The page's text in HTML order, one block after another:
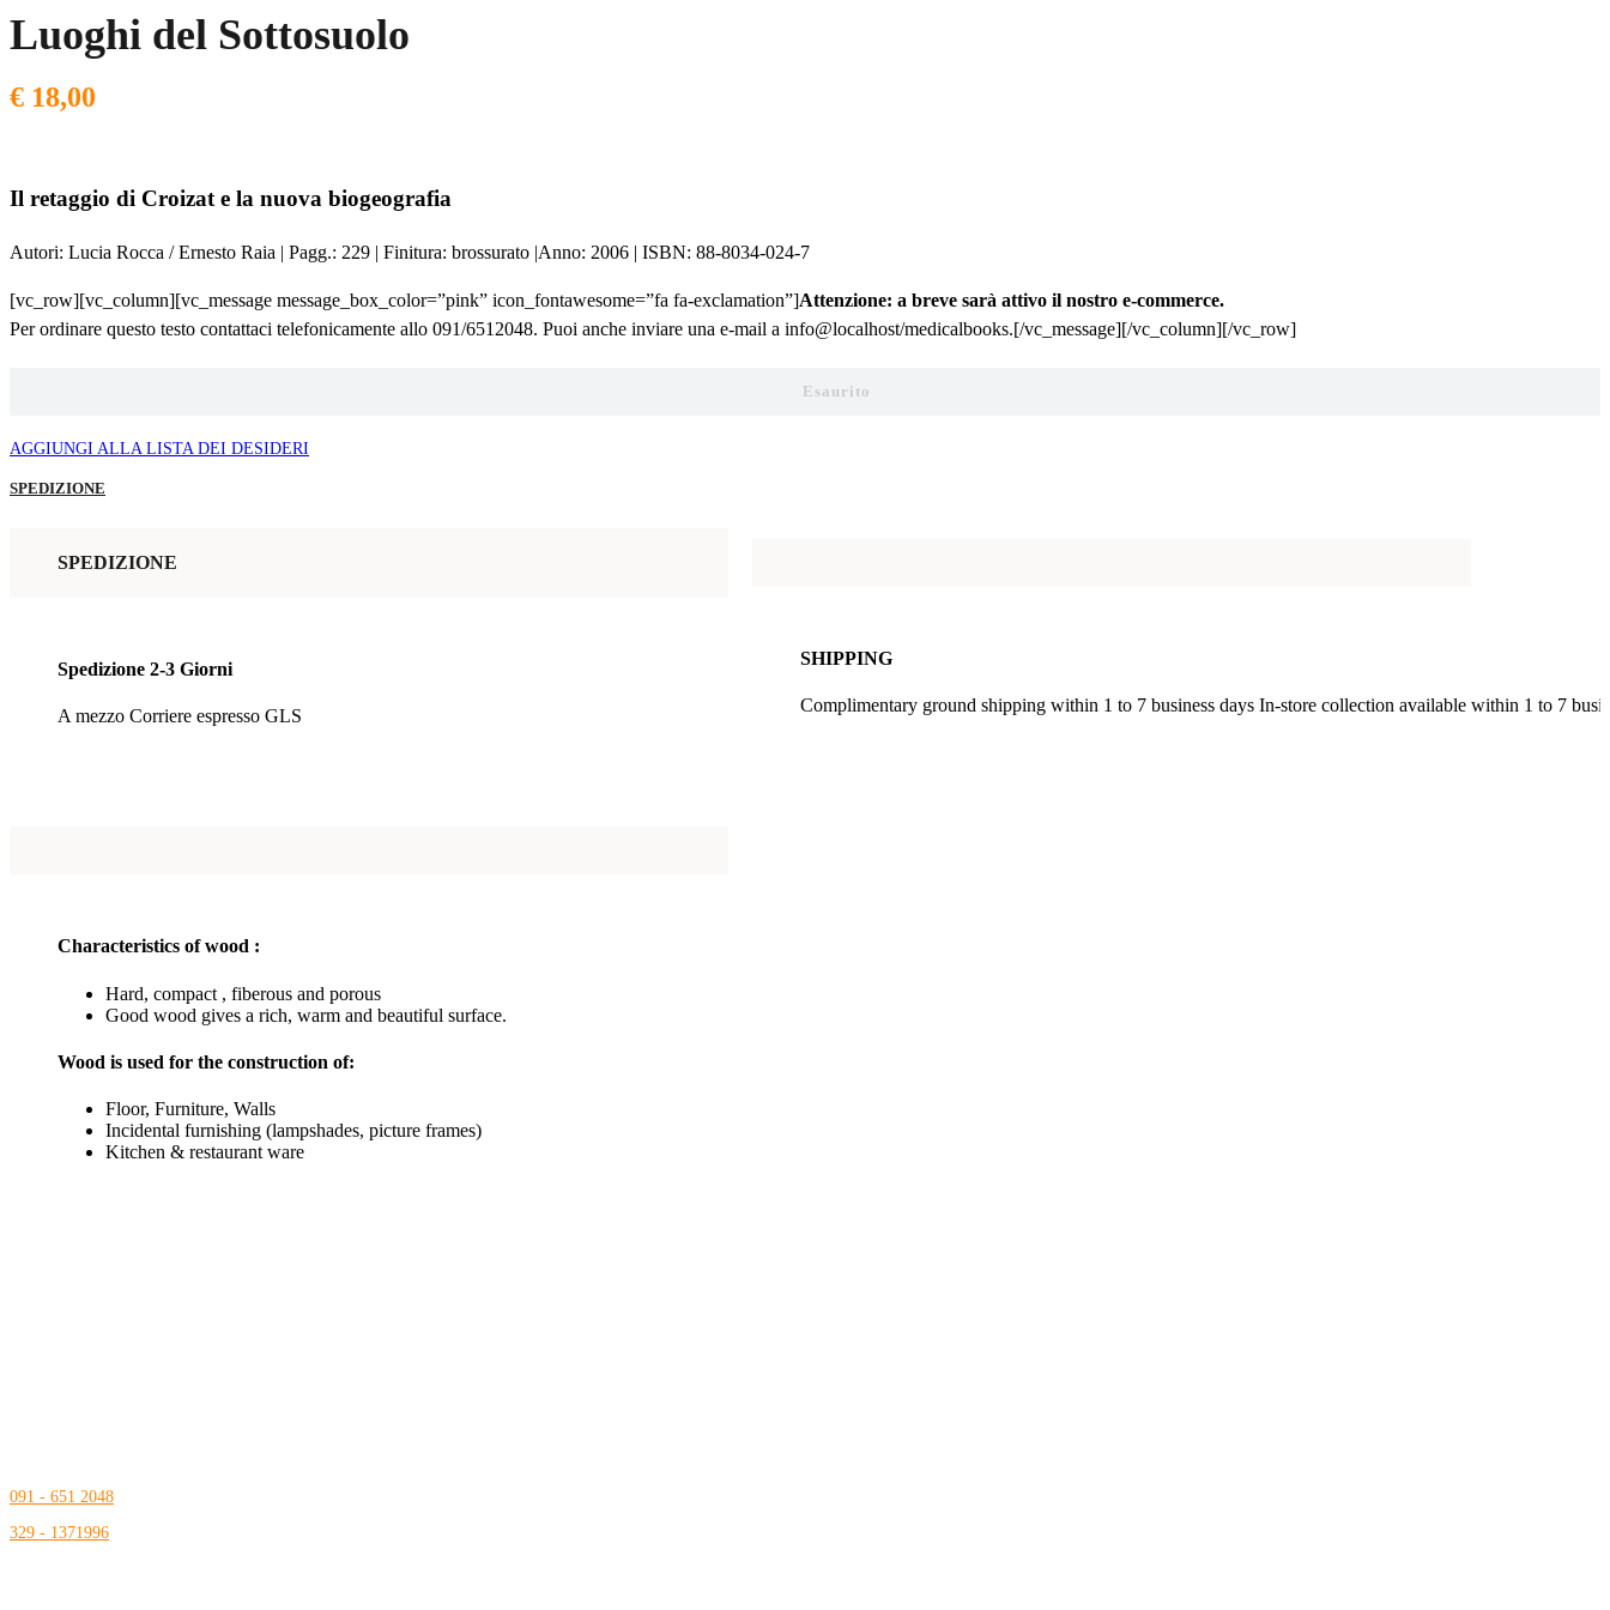
Luoghi del Sottosuolo
€ 18,00
Il retaggio di Croizat e la nuova biogeografia
Autori: Lucia Rocca / Ernesto Raia | Pagg.: 229 | Finitura: brossurato |Anno: 2006 | ISBN: 88-8034-024-7
[vc_row][vc_column][vc_message message_box_color=”pink” icon_fontawesome=”fa fa-exclamation”]Attenzione: a breve sarà attivo il nostro e-commerce.
Per ordinare questo testo contattaci telefonicamente allo 091/6512048. Puoi anche inviare una e-mail a info@localhost/medicalbooks.[/vc_message][/vc_column][/vc_row]
Esaurito
AGGIUNGI ALLA LISTA DEI DESIDERI
SPEDIZIONE
SPEDIZIONE
Spedizione 2-3 Giorni
A mezzo Corriere espresso GLS
SHIPPING
Complimentary ground shipping within 1 to 7 business days In-store collection available within 1 to 7
Characteristics of wood :
Hard, compact , fiberous and porous
Good wood gives a rich, warm and beautiful surface.
Wood is used for the construction of:
Floor, Furniture, Walls
Incidental furnishing (lampshades, picture frames)
Kitchen & restaurant ware
091 - 651 2048
329 - 1371996